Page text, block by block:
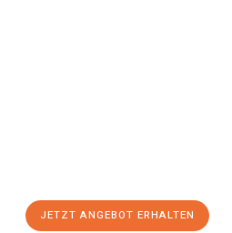
JETZT ANGEBOT ERHALTEN